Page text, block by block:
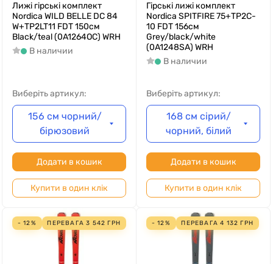
Лижі гірські комплект
Nordica WILD BELLE DC 84
W+TP2LT11 FDT 150см
Black/teal (0A1264OC) WRH
В наличии
Виберіть артикул:
156 см чорний/
бірюзовий
Додати в кошик
Купити в один клік
Гірські лижі комплект
Nordica SPITFIRE 75+TP2C-
10 FDT 156см
Grey/black/white
(0A1248SA) WRH
В наличии
Виберіть артикул:
168 см сірий/
чорний, білий
Додати в кошик
Купити в один клік
- 12% ПЕРЕВАГА3 542 ГРН - 12% ПЕРЕВАГА4 132 ГРН